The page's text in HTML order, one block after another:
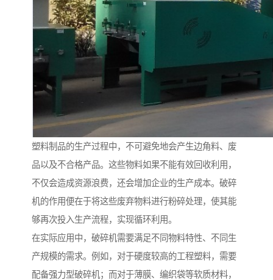
塑料制品的生产过程中，不可避免地会产生边角料、废
品以及不合格产品。这些物料如果不能有效回收利用，
不仅会造成资源浪费，还会增加企业的生产成本。破碎
机的作用便在于将这些废弃物料进行粉碎处理，使其能
够再次投入生产流程，实现循环利用。
在实际应用中，破碎机需要满足不同物料特性、不同生
产规模的需求。例如，对于硬度较高的工程塑料，需要
配备强力型破碎机；而对于薄膜、编织袋等软质材料，